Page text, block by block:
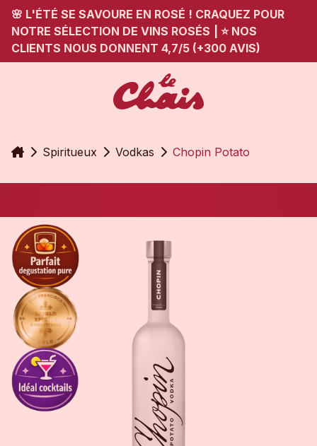
🌸 L'ÉTÉ SE SAVOURE EN ROSÉ ! CRAQUEZ POUR
NOTRE SÉLECTION DE VINS ROSÉS
⭐ NOS
CLIENTS NOUS DONNENT 4,7/5 (+300 AVIS)
AccueilSpiritueux Vodkas Chopin Potato